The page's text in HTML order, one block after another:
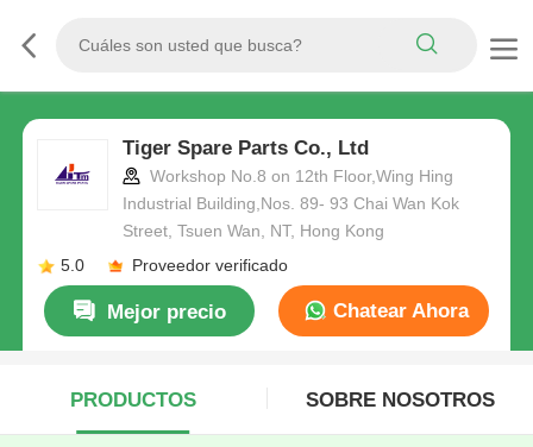
Tiger Spare Parts Co., Ltd
Workshop No.8 on 12th Floor,Wing Hing
Industrial Building,Nos. 89- 93 Chai Wan Kok
Street, Tsuen Wan, NT, Hong Kong
5.0
Proveedor verificado
Mejor precio Chatear Ahora
PRODUCTOS SOBRE NOSOTROS